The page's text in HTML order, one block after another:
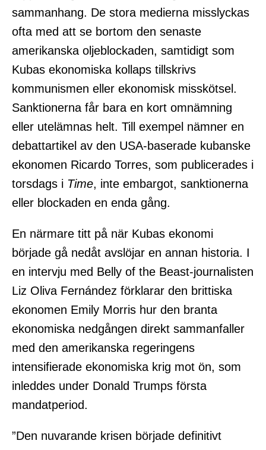
sammanhang. De stora medierna misslyckas
ofta med att se bortom den senaste
amerikanska oljeblockaden, samtidigt som
Kubas ekonomiska kollaps tillskrivs
kommunismen eller ekonomisk misskötsel.
Sanktionerna får bara en kort omnämning
eller utelämnas helt. Till exempel nämner en
debattartikel av den USA-baserade kubanske
ekonomen Ricardo Torres, som publicerades i
torsdags i Time, inte embargot, sanktionerna
eller blockaden en enda gång.
En närmare titt på när Kubas ekonomi
började gå nedåt avslöjar en annan historia. I
en intervju med Belly of the Beast-journalisten
Liz Oliva Fernández förklarar den brittiska
ekonomen Emily Morris hur den branta
ekonomiska nedgången direkt sammanfaller
med den amerikanska regeringens
intensifierade ekonomiska krig mot ön, som
inleddes under Donald Trumps första
mandatperiod.
”Den nuvarande krisen började definitivt